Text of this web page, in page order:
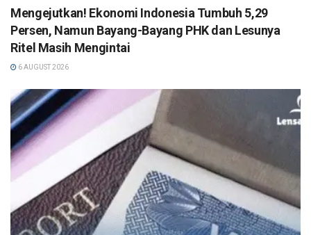
Mengejutkan! Ekonomi Indonesia Tumbuh 5,29
Persen, Namun Bayang-Bayang PHK dan Lesunya
Ritel Masih Mengintai
6 AUGUST 2026